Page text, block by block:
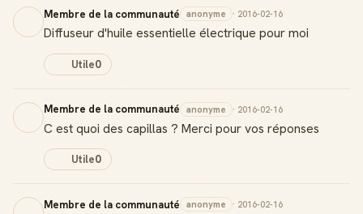
Membre de la communauté anonyme · 2016-02-16
Diffuseur d'huile essentielle électrique pour moi
Utile0
Membre de la communauté anonyme · 2016-02-16
C est quoi des capillas ? Merci pour vos réponses
Utile0
Membre de la communauté anonyme · 2016-02-16